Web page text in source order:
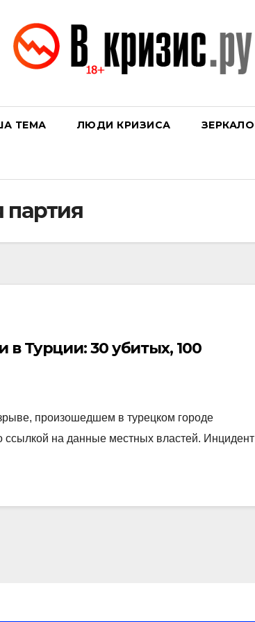
ТЕМА ЛЮДИ КРИЗИСА ЗЕРКАЛО
партия
Турции: 30 убитых, 100
произошедшем в турецком городе
ссылкой на данные местных властей. Инцидент